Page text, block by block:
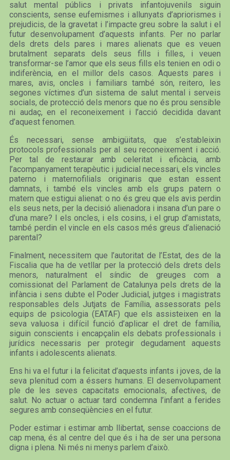
salut mental públics i privats infantojuvenils siguin
conscients, sense eufemismes i allunyats d’apriorismes i
prejudicis, de la gravetat i l’impacte greu sobre la salut i el
futur desenvolupament d’aquests infants. Per no parlar
dels drets dels pares i mares alienats que es veuen
brutalment separats dels seus fills i filles, i veuen
transformar-se l’amor que els seus fills els tenien en odi o
indiferència, en el millor dels casos. Aquests pares i
mares, avis, oncles i familiars també són, reitero, les
segones víctimes d’un sistema de salut mental i serveis
socials, de protecció dels menors que no és prou sensible
ni audaç, en el reconeixement i l’acció decidida davant
d’aquest fenomen.
És necessari, sense ambigüitats, que s’estableixin
protocols professionals per al seu reconeixement i acció.
Per tal de restaurar amb celeritat i eficàcia, amb
l’acompanyament terapèutic i judicial necessari, els vincles
paterno i maternofilials originaris que estan essent
damnats, i també els vincles amb els grups patern o
matern que estigui alienat: o no és greu que els avis perdin
els seus nets, per la decisió alienadora i insana d’un pare o
d’una mare? I els oncles, i els cosins, i el grup d’amistats,
també perdin el vincle en els casos més greus d’alienació
parental?
Finalment, necessitem que l’autoritat de l’Estat, des de la
Fiscalia que ha de vetllar per la protecció dels drets dels
menors, naturalment el síndic de greuges com a
comissionat del Parlament de Catalunya pels drets de la
infància i sens dubte el Poder Judicial, jutges i magistrats
responsables dels Jutjats de Família, assessorats pels
equips de psicologia (EATAF) que els assisteixen en la
seva valuosa i difícil funció d’aplicar el dret de família,
siguin conscients i encapçalin els debats professionals i
jurídics necessaris per protegir degudament aquests
infants i adolescents alienats.
Ens hi va el futur i la felicitat d’aquests infants i joves, de la
seva plenitud com a éssers humans. El desenvolupament
ple de les seves capacitats emocionals, afectives, de
salut. No actuar o actuar tard condemna l’infant a ferides
segures amb conseqüències en el futur.
Poder estimar i estimar amb llibertat, sense coaccions de
cap mena, és al centre del que és i ha de ser una persona
digna i plena. Ni més ni menys parlem d’això.